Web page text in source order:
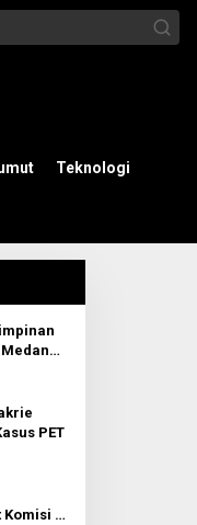
Teknologi
PET
Komisi II